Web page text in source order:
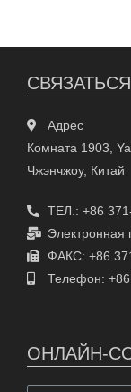
Адрес
Комната 1903,
Чжэнчжоу, Китай
ТЕЛ.: +86
Электронная
ФАКС: +86
Телефон:
ОНЛАЙН-